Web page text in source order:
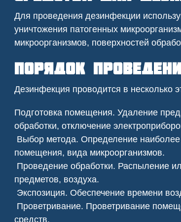
Травить клопов Сеноед
Для проведения дезинфекции
уничтожения патогенных
микроорганизмов, поверхностей
Порядок
Дезинфекция проводится в несколько
Подготовка помещения. Удаление
обработки, отключение
Выбор метода. Определение
помещения, вида микроорганизмов.
Проведение обработки. Распыление
предметов, воздуха.
Экспозиция. Обеспечение времени
Проветривание. Проветривание
средств.